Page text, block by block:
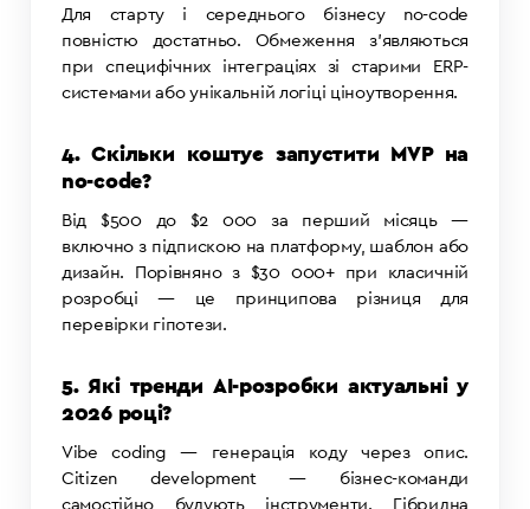
Для старту і середнього бізнесу no-code
повністю достатньо. Обмеження з’являються
при специфічних інтеграціях зі старими ERP-
системами або унікальній логіці ціноутворення.
4. Скільки коштує запустити MVP на
no-code?
Від $500 до $2 000 за перший місяць —
включно з підпискою на платформу, шаблон або
дизайн. Порівняно з $30 000+ при класичній
розробці — це принципова різниця для
перевірки гіпотези.
5. Які тренди AI-розробки актуальні у
2026 році?
Vibe coding — генерація коду через опис.
Citizen development — бізнес-команди
самостійно будують інструменти. Гібридна